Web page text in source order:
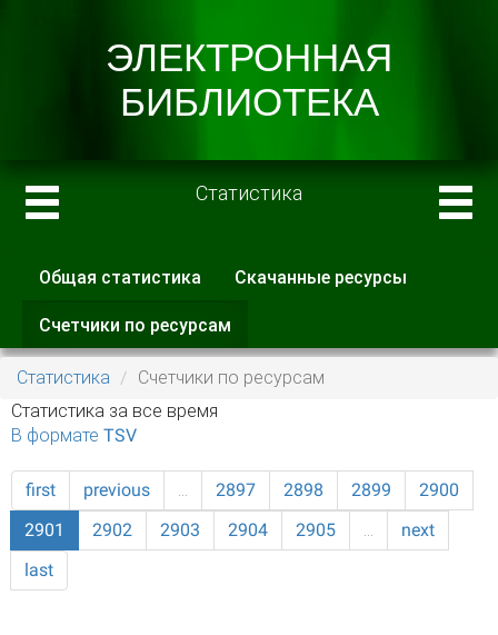
Статистика
Главные вкладки
Общая статистика Скачанные ресурсы
Счетчики по ресурсам
вкладка)
Статистика
Счетчики по ресурсам
Статистика за все время
В формате TSV
first previous … 2897 2898 2899
2900
2901
2902 2903 2904 2905 …
next
last